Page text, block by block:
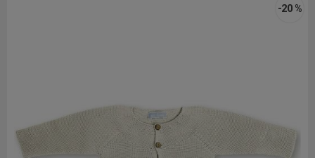
-20 %